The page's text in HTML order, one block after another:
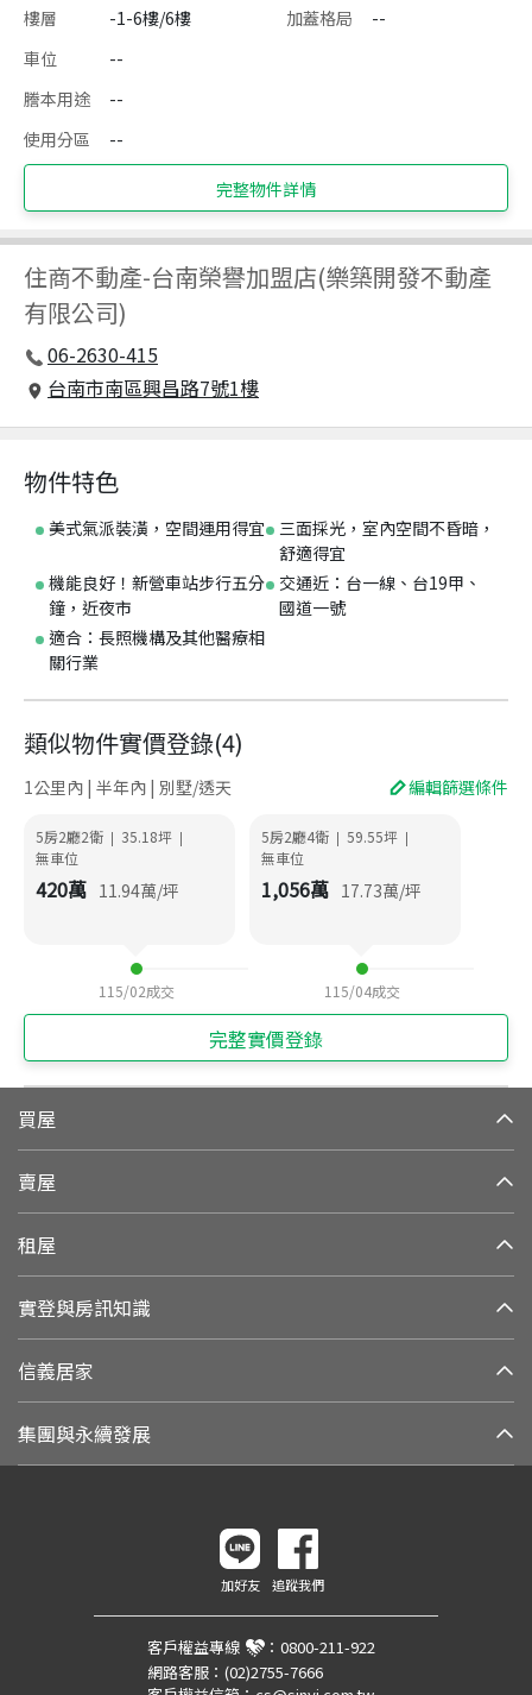
樓層
-1-6樓/6樓 加蓋格局
--
車位
--
謄本用途
--
使用分區
--
完整物件詳情
住商不動產-台南榮譽加盟店(樂築開發不動產
有限公司)
06-2630-415
台南市南區興昌路7號1樓
物件特色
美式氣派裝潢，空間運用得宜
三面採光，室內空間不昏暗，
舒適得宜
機能良好！新營車站步行五分
鐘，近夜市
交通近：台一線、台19甲、
國道一號
適合：長照機構及其他醫療相
關行業
類似物件實價登錄(4)
1公里內 | 半年內 | 別墅/透天 編輯篩選條件
5房2廳2衛 | 35.18坪 |
無車位
420萬 11.94萬/坪
115/02成交
5房2廳4衛 | 59.55坪 |
無車位
1,056萬 17.73萬/坪
115/04成交
完整實價登錄
買屋
賣屋
租屋
實登與房訊知識
信義居家
集團與永續發展
加好友 追蹤我們
客戶權益專線 ： 0800-211-922
網路客服： (02)2755-7666